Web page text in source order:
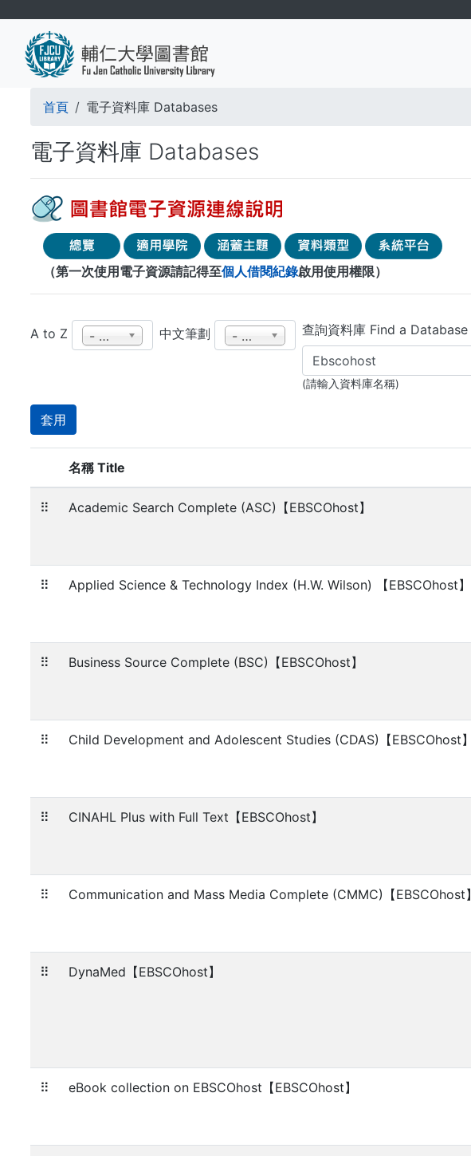
導
航
連
結
首頁 電子資料庫 Databases
電子資料庫 Databases
（第一次使用電子資源請記得至個人借閱紀錄啟用使用權限）
A to Z - 任何 - 中文筆劃 - 任何 - 查詢資料庫 Find a Database
(請輸入資料庫名稱)
名稱 Title
⠿ Academic Search Complete (ASC)【EBSCOhost】
⠿ Applied Science & Technology Index (H.W. Wilson) 【EBSCOhost】
⠿ Business Source Complete (BSC)【EBSCOhost】
⠿ Child Development and Adolescent Studies (CDAS)【EBSCOhost】
⠿ CINAHL Plus with Full Text【EBSCOhost】
⠿ Communication and Mass Media Complete (CMMC)【EBSCOhost】
⠿ DynaMed【EBSCOhost】
⠿ eBook collection on EBSCOhost【EBSCOhost】